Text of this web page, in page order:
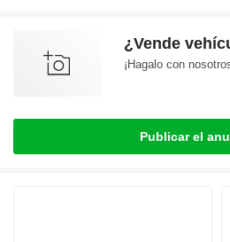
¿Vende
¡Hagalo con
Publicar el